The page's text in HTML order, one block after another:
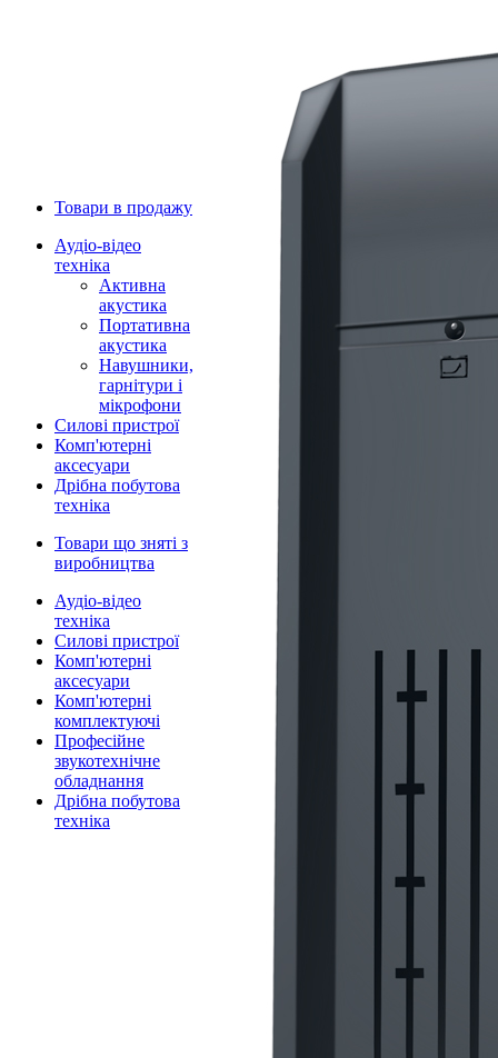
Товари в продажу
Аудіо-відео
техніка
Активна
акустика
Портативна
акустика
Навушники,
гарнітури і
мікрофони
Силові пристрої
Комп'ютерні
аксесуари
Дрібна побутова
техніка
Товари що зняті з
виробництва
Аудіо-відео
техніка
Силові пристрої
Комп'ютерні
аксесуари
Комп'ютерні
комплектуючі
Професійне
звукотехнічне
обладнання
Дрібна побутова
техніка